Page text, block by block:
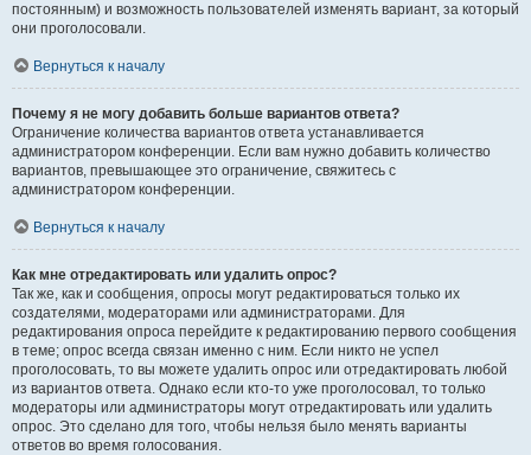
постоянным) и возможность пользователей изменять вариант, за который
они проголосовали.
Вернуться к началу
Почему я не могу добавить больше вариантов ответа?
Ограничение количества вариантов ответа устанавливается
администратором конференции. Если вам нужно добавить количество
вариантов, превышающее это ограничение, свяжитесь с
администратором конференции.
Вернуться к началу
Как мне отредактировать или удалить опрос?
Так же, как и сообщения, опросы могут редактироваться только их
создателями, модераторами или администраторами. Для
редактирования опроса перейдите к редактированию первого сообщения
в теме; опрос всегда связан именно с ним. Если никто не успел
проголосовать, то вы можете удалить опрос или отредактировать любой
из вариантов ответа. Однако если кто-то уже проголосовал, то только
модераторы или администраторы могут отредактировать или удалить
опрос. Это сделано для того, чтобы нельзя было менять варианты
ответов во время голосования.